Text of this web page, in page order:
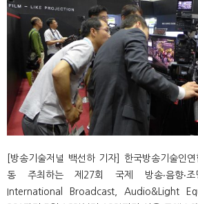
[방송기술저널 백선하 기자] 한국방송기술인
동 주최하는 제27회 국제 방송‧음향‧
International Broadcast, Audio&Light